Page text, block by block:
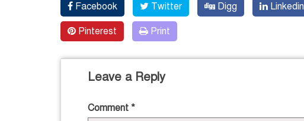
Facebook Twitter Digg Linkedin
Pinterest Print
Leave a Reply
Comment *